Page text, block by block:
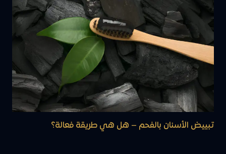
تبييض الأسنان بالفحم – هل هي طريقة فعالة؟